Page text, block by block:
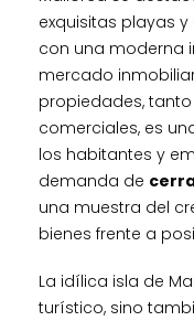
exquisitas playas
con una moderna
mercado
propiedades,
comerciales, es
los habitantes y
demanda de
una muestra del
bienes frente a
La idílica isla de
turístico, sino